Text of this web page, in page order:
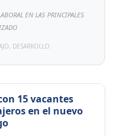
EN LAS PRINCIPALES
DESARROLLO.
15 vacantes
en el nuevo